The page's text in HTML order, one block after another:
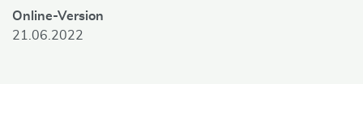
Online-Version
21.06.2022